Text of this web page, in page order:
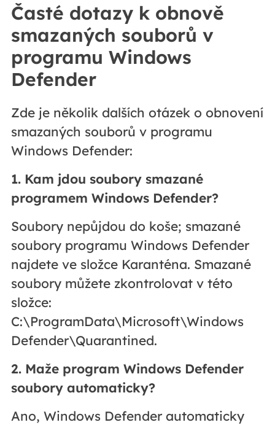
Časté dotazy k obnově
smazaných souborů v
programu Windows
Defender
Zde je několik dalších otázek o obnovení
smazaných souborů v programu
Windows Defender:
1. Kam jdou soubory smazané
programem Windows Defender?
Soubory nepůjdou do koše; smazané
soubory programu Windows Defender
najdete ve složce Karanténa. Smazané
soubory můžete zkontrolovat v této
složce:
C:\ProgramData\Microsoft\Windows
Defender\Quarantined.
2. Maže program Windows Defender
soubory automaticky?
Ano, Windows Defender automaticky